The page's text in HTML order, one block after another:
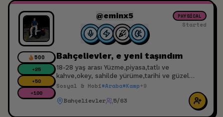
500
+25
+50
+100
@eminx5 PHYSICAL
Started
Bahçelievler, e yeni taşındım
18-28 yaş arası Yüzme,piyasa,tatlı ve
kahve,okey, sahilde yürüme,tarihi ve güzel
geziler,yetişkin lunapar, geç saate kalmadan
arkadaşlar bana ulaşabilirmi alkol kullanan ve
hırtlar yazmasın etkinlik saati ve tarihi beli değil
Sosyal & Hobi#Araba#Kamp+9
Bahçelievler 5/63